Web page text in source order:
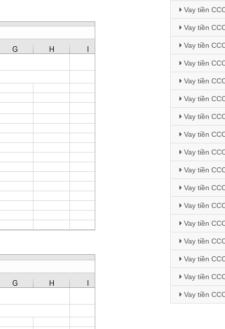
Vay tiền
Vay tiền
Vay tiền
Vay tiền
Vay tiền
Vay tiền
Vay tiền
Vay tiền
Vay tiền
Vay tiền
Vay tiền
Vay tiền
Vay tiền
Vay tiền
Vay tiền
Vay tiền
Vay tiền